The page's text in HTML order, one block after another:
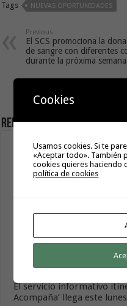
Tags NUEVAS OPORTUNIDADES
Previous
El SCS promociona la
de sangre con diferentes
durante la próxima semana
Related Articles
El servicio informativo
Acompaña’ llega este
Cookies
Usamos cookies. Si te
«Aceptar todo». También
cookies quieres haciendo
política de cookies